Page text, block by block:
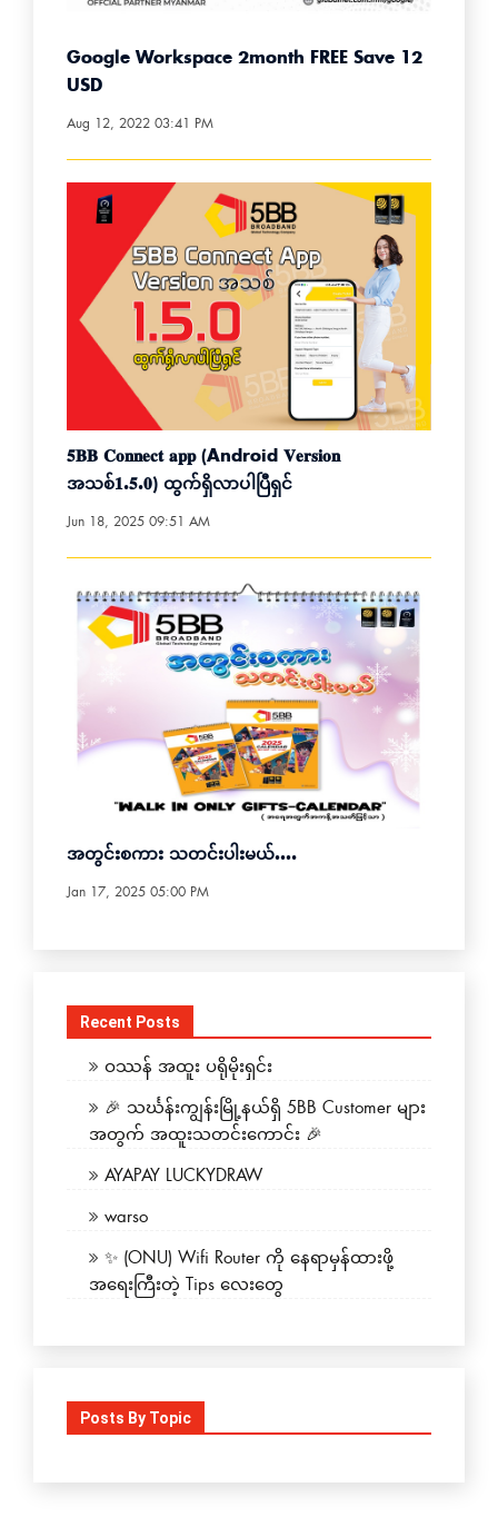
Google Workspace 2month FREE Save 12
USD
Aug 12, 2022 03:41 PM
𝟓𝐁𝐁 𝐂𝐨𝐧𝐧𝐞𝐜𝐭 𝐚𝐩𝐩 (Android 𝐕𝐞𝐫𝐬𝐢𝐨𝐧
အသစ်𝟏.𝟓.𝟎) ထွက်ရှိလာပါပြီရှင်
Jun 18, 2025 09:51 AM
အတွင်းစကား သတင်းပါးမယ်….
Jan 17, 2025 05:00 PM
Recent Posts
ဝဿန် အထူး ပရိုမိုးရှင်း
🎉 သင်္ဃန်းကျွန်းမြို့နယ်ရှိ 5BB Customer များ
အတွက် အထူးသတင်းကောင်း 🎉
AYAPAY LUCKYDRAW
warso
✨ (ONU) Wifi Router ကို နေရာမှန်ထားဖို့
အရေးကြီးတဲ့ Tips လေးတွေ
Posts By Topic